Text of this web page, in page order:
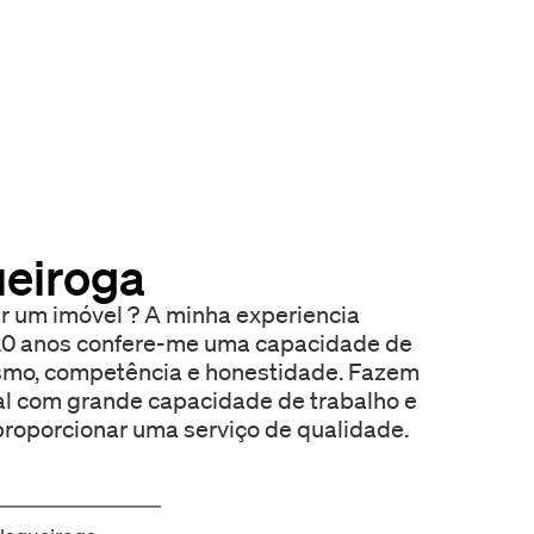
um imóvel ? A minha experiencia
anos confere-me uma capacidade de
competência e honestidade. Fazem
com grande capacidade de trabalho e
uma serviço de qualidade.